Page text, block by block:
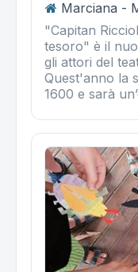
Marciana -
"Capitan
tesoro" è il
gli attori del
Quest'anno la
1600 e sarà